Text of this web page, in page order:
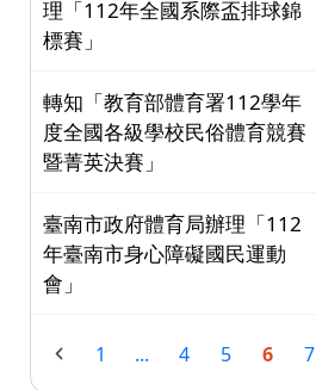
理「112年全國系際盃排球錦
標賽」
轉知「教育部體育署112學年
度全國各級學校民俗體育競賽
暨菁英決賽」
臺南市政府體育局辦理「112
年臺南市身心障礙國民運動
會」
1 ... 4 5 6 7